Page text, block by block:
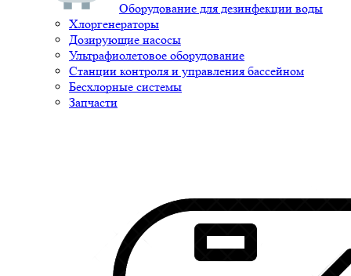
Оборудование для дезинфекции воды
Хлоргенераторы
Дозирующие насосы
Ультрафиолетовое оборудование
Станции контроля и управления бассейном
Бесхлорные системы
Запчасти